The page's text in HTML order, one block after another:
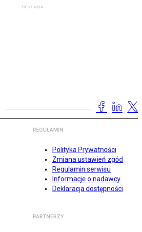
REGULAMIN
Polityka Prywatności
Zmiana ustawień zgód
Regulamin serwisu
Informacje o nadawcy
Deklaracja dostępności
PARTNERZY